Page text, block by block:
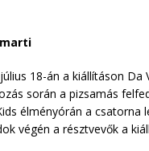
18-án a kiállításon
során a pizsamás
élményórán a csatorna
végén a résztvevők a